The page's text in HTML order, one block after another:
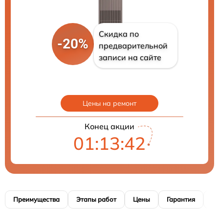
-20%
Скидка по
предварительной
записи на сайте
Цены на ремонт
Конец акции
01:13:41
Преимущества Этапы работ Цены Гарантия